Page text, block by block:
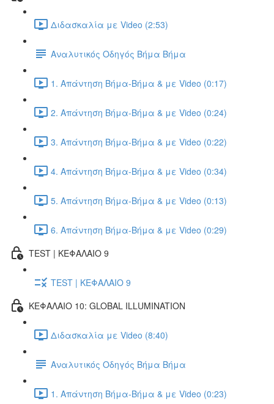
Διδασκαλία με Video (2:53)
Αναλυτικός Οδηγός Βήμα Βήμα
1. Απάντηση Βήμα-Βήμα & με Video (0:17)
2. Απάντηση Βήμα-Βήμα & με Video (0:24)
3. Απάντηση Βήμα-Βήμα & με Video (0:22)
4. Απάντηση Βήμα-Βήμα & με Video (0:34)
5. Απάντηση Βήμα-Βήμα & με Video (0:13)
6. Απάντηση Βήμα-Βήμα & με Video (0:29)
TEST | ΚΕΦΑΛΑΙΟ 9
TEST | ΚΕΦΑΛΑΙΟ 9
ΚΕΦΑΛΑΙΟ 10: GLOBAL ILLUMINATION
Διδασκαλία με Video (8:40)
Αναλυτικός Οδηγός Βήμα Βήμα
1. Απάντηση Βήμα-Βήμα & με Video (0:23)